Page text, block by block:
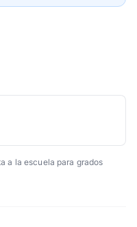
a la escuela para grados